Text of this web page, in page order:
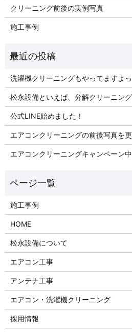
クリーニング前後の実例写真
施工事例
洗濯機クリーニングもやってますよっ
松永設備といえば、分解クリーニング
公式LINE始めました！
エアコンクリーニングの前後写真を更
エアコンクリーニングキャンペーン中
施工事例
HOME
松永設備について
エアコン工事
アンテナ工事
エアコン・洗濯機クリーニング
採用情報